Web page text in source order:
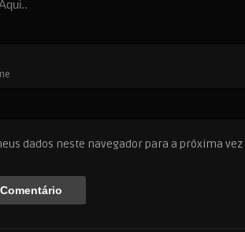
dados neste navegador para a próxima